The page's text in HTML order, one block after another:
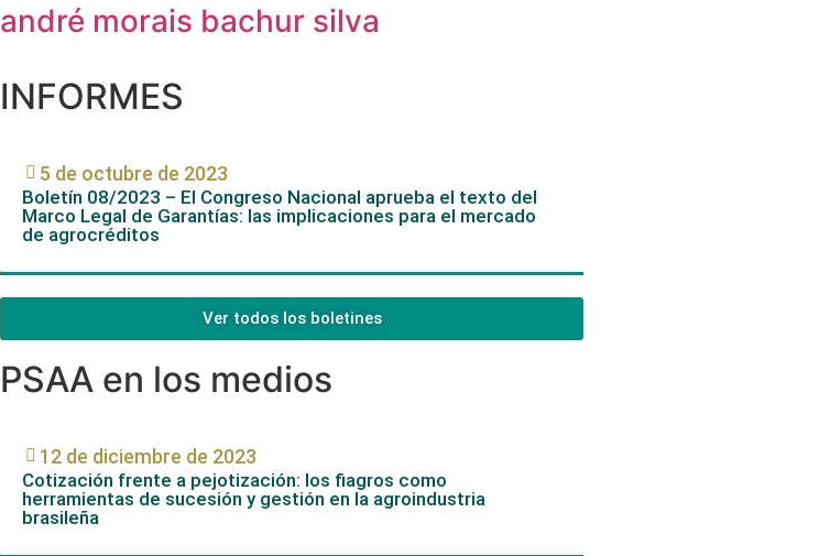
andré morais bachur silva
INFORMES
5 de octubre de 2023
Boletín 08/2023 – El Congreso Nacional aprueba el texto del
Marco Legal de Garantías: las implicaciones para el mercado
de agrocréditos
Ver todos los boletines
PSAA en los medios
12 de diciembre de 2023
Cotización frente a pejotización: los fiagros como
herramientas de sucesión y gestión en la agroindustria
brasileña